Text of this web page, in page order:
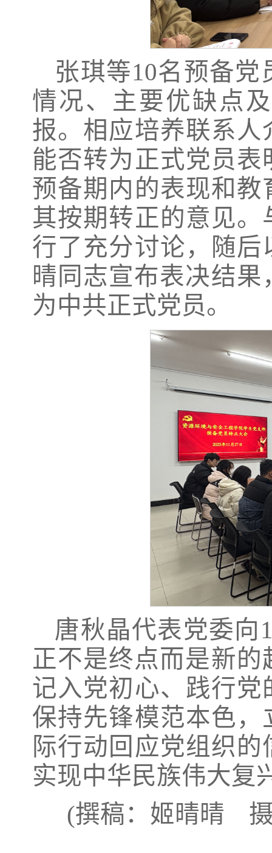
张琪等10名预备
情况、主要优缺点
报。相应培养联系
能否转为正式党员
预备期内的表现和
其按期转正的意见
行了充分讨论，随
晴同志宣布表决结
为中共正式党员。
唐秋晶代表党委向
正不是终点而是新
记入党初心、践行
保持先锋模范本色
际行动回应党组织
实现中华民族伟大复
(撰稿：姬晴晴